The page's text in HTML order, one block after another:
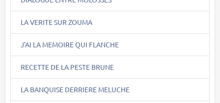
LA VERITE SUR ZOUMA
J'AI LA MEMOIRE QUI FLANCHE
RECETTE DE LA PESTE BRUNE
LA BANQUISE DERRIERE MELUCHE